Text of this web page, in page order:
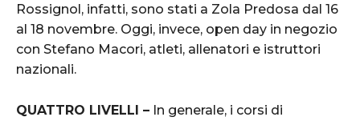
Rossignol, infatti, sono stati a Zola Predosa dal 16
al 18 novembre. Oggi, invece, open day in negozio
con Stefano Macori, atleti, allenatori e istruttori
nazionali.
QUATTRO LIVELLI – In generale, i corsi di